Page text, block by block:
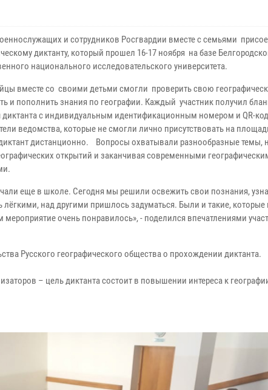
и сотрудников Росгвардии вместе с семьями
диктанту, который прошел 16-17 ноября на базе
национального исследовательского университета.
вместе со своими детьми смогли проверить свою
и пополнить знания по географии. Каждый участник получил
диктанта с индивидуальным идентификационным номером и QR-
ведомства, которые не смогли лично присутствовать на
дистанционно. Вопросы охватывали разнообразные темы,
открытий и заканчивая современными
еще в школе. Сегодня мы решили освежить свои познания,
над другими пришлось задуматься. Были и такие, которые
очень понравилось», - поделился впечатлениями
Русского географического общества о прохождении диктанта.
– цель диктанта состоит в повышении интереса к